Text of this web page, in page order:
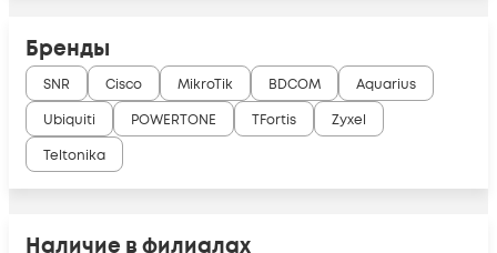
Бренды
SNR Cisco MikroTik BDCOM
Aquarius
Ubiquiti
POWERTONE TFortis
Zyxel
Teltonika
Наличие в филиалах